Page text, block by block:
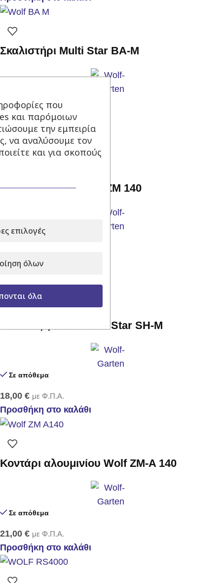
Σκαλιστήρι Multi Star BA-M
Σε απόθεμα
14,50 € με Φ.Π.Α.
Προσθήκη στο καλάθι
Κοντάρι ξύλινο Wolf ZM 140
Σε απόθεμα
17,50 €
Τσάπα ζιζανίων Multi Star SH-M
Σε απόθεμα
18,00 € με Φ.Π.Α.
Προσθήκη στο καλάθι
Κοντάρι αλουμινίου Wolf ZM-A 140
Σε απόθεμα
21,00 € με Φ.Π.Α.
Προσθήκη στο καλάθι
που
και παρόμοιων
την εμπειρία
να αναλύσουμε τον
και για σκοπούς
επιλογές
όλων
όλα